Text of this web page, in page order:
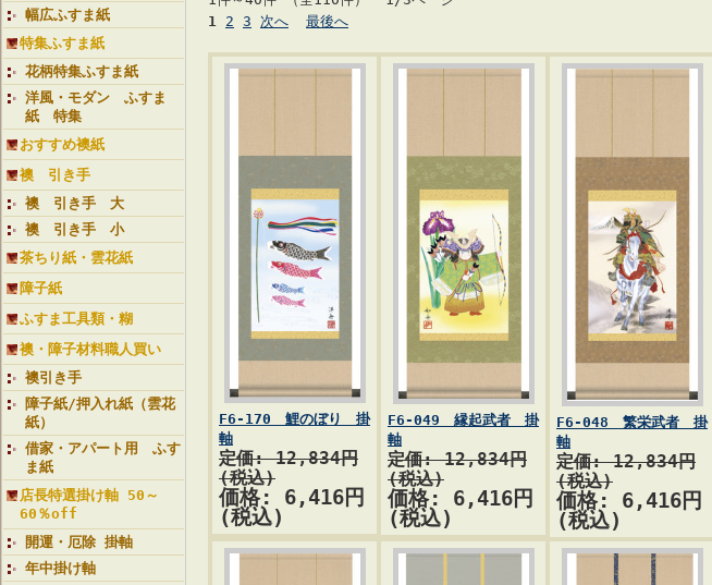
幅広ふすま紙
特集ふすま紙
花柄特集ふすま紙
洋風・モダン ふすま
紙 特集
おすすめ襖紙
襖 引き手
襖 引き手 大
襖 引き手 小
茶ちり紙・雲花紙
障子紙
ふすま工具類・糊
襖・障子材料職人買い
襖引き手
障子紙/押入れ紙（雲花
紙）
借家・アパート用 ふす
ま紙
店長特選掛け軸 50～
60％off
開運・厄除 掛軸
年中掛け軸
1 2 3 次へ 最後へ
F6-170 鯉のぼり 掛
軸
定価: 12,834円
(税込)
価格: 6,416円
(税込)
F6-049 縁起武者 掛
軸
定価: 12,834円
(税込)
価格: 6,416円
(税込)
F6-048 繁栄武者 掛
軸
定価: 12,834円
(税込)
価格: 6,416円
(税込)